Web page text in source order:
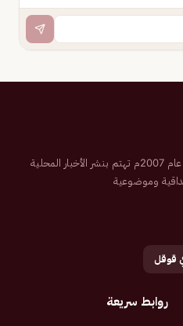
صحيفة إلكترونية سعودية تم تأسيسها عام 2007م تهتم بنشر الأخبار المحلية
وموضوعية
قوقل
روابط سريعة